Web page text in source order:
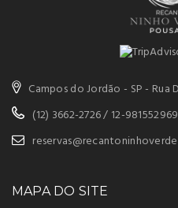
Campos do Jordão - SP - Rua
(12) 3662-2726 / 12-981552969
MAPA DO SITE